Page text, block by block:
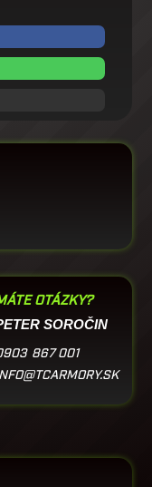
OTÁZKY?
SOROČIN
867 001